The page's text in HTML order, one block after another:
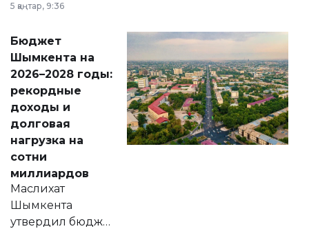
принести
народу
Венесуэлы.
5 қаңтар, 9:36
Бюджет
Шымкента на
2026–2028 годы:
рекордные
доходы и
долговая
нагрузка на
сотни
миллиардов
Маслихат
Шымкента
утвердил бюджет